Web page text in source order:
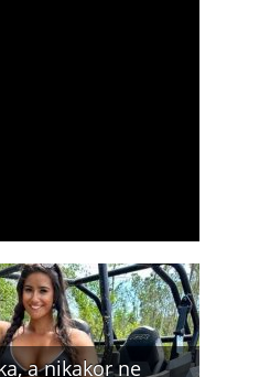
a nikakor ne